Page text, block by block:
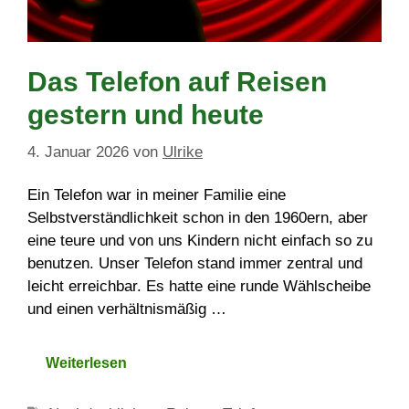
Das Telefon auf Reisen
gestern und heute
4. Januar 2026 von Ulrike
Ein Telefon war in meiner Familie eine
Selbstverständlichkeit schon in den 1960ern, aber
eine teure und von uns Kindern nicht einfach so zu
benutzen. Unser Telefon stand immer zentral und
leicht erreichbar. Es hatte eine runde Wählscheibe
und einen verhältnismäßig …
Weiterlesen